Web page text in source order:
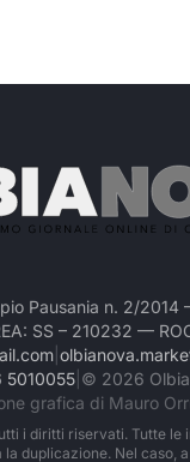
Pausania n. 2/
SS – 210232 —
5010055| © 2026
grafica di Mauro
i diritti riservati. Tutte le
la duplicazione. Nel caso,